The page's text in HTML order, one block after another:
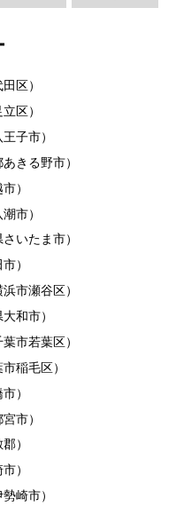
区）
区）
子市）
きる野市）
）
市）
いたま市）
）
市瀬谷区）
和市）
市若葉区）
稲毛区）
）
市）
）
）
崎市）